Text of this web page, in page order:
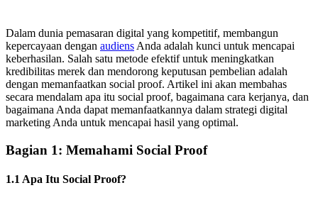
Dalam dunia pemasaran digital yang kompetitif, membangun
kepercayaan dengan audiens Anda adalah kunci untuk mencapai
keberhasilan. Salah satu metode efektif untuk meningkatkan
kredibilitas merek dan mendorong keputusan pembelian adalah
dengan memanfaatkan social proof. Artikel ini akan membahas
secara mendalam apa itu social proof, bagaimana cara kerjanya, dan
bagaimana Anda dapat memanfaatkannya dalam strategi digital
marketing Anda untuk mencapai hasil yang optimal.
Bagian 1: Memahami Social Proof
1.1 Apa Itu Social Proof?